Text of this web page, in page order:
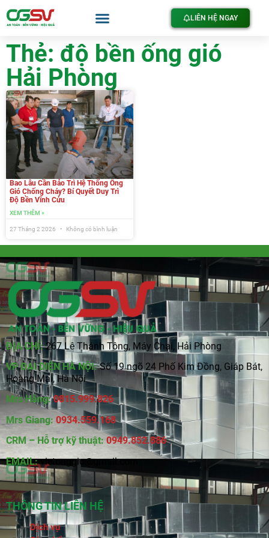
LIÊN HỆ NGAY
Thẻ: độ bền ống gió
Hải Phòng
Bao Lâu Cần Bảo Trì Hệ Thống Ống
Gió Chống Cháy? Bí Quyết Duy Trì
Độ Bền Vĩnh Cửu
XEM THÊM »
27 Tháng 2 2026 Không có bình luận
ĐỊA CHỈ: 267 Lê Thánh Tông, Máy Chai, Hải Phòng
VP ĐẠI DIỆN HÀ NỘI:Số 19 ngõ 24 Phố Kim Đồng, Giáp Bát,
Hoàng Mai, Hà Nội
Mrs Hằng: 0815.999.826
Mrs Giang: 0934.559.168
CRM – Hỗ trợ kỹ thuật: 0949.852.886
EMAIL: vietonggio@gmail.com
THÔNG TIN LIÊN HỆ
Dịch vụ